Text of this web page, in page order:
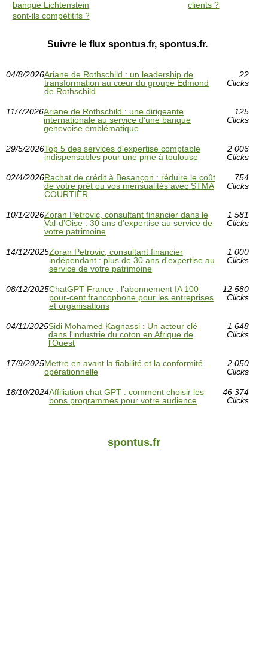
banque Lichtenstein
sont-ils compétitifs ?
clients ?
Suivre le flux spontus.fr, spontus.fr.
04/8/2026Ariane de Rothschild : un leadership de
transformation au cœur du groupe Edmond
de Rothschild
22
Clicks
11/7/2026Ariane de Rothschild : une dirigeante
internationale au service d’une banque
genevoise emblématique
125
Clicks
29/5/2026Top 5 des services d'expertise comptable
indispensables pour une pme à toulouse
2 006
Clicks
02/4/2026Rachat de crédit à Besançon : réduire le coût
de votre prêt ou vos mensualités avec STMA
COURTIER
754
Clicks
10/1/2026Zoran Petrovic, consultant financier dans le
Val-d’Oise : 30 ans d’expertise au service de
votre patrimoine
1 581
Clicks
14/12/2025Zoran Petrovic, consultant financier
indépendant : plus de 30 ans d'expertise au
service de votre patrimoine
1 000
Clicks
08/12/2025ChatGPT France : l’abonnement IA 100
pour-cent francophone pour les entreprises
et organisations
12 580
Clicks
04/11/2025Sidi Mohamed Kagnassi : Un acteur clé
dans l'industrie du coton en Afrique de
l'Ouest
1 648
Clicks
17/9/2025Mettre en avant la fiabilité et la conformité
opérationnelle
2 050
Clicks
18/10/2024Affiliation chat GPT : comment choisir les
bons programmes pour votre audience
46 374
Clicks
spontus.fr